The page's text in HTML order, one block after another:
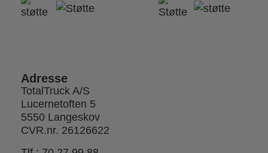
Adresse
TotalTruck A/S
Lucernetoften 5
5550 Langeskov
CVR.nr. 26126622